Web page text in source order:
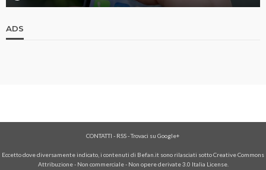
ADS
CONTATTI - RSS-Trovaci su Google+
Eccetto dove diversamente indicato, i contenuti di Befan.it sono rilasciati sotto Creative Commons
Attribuzione - Non commerciale - Non opere derivate 3.0 Italia License.